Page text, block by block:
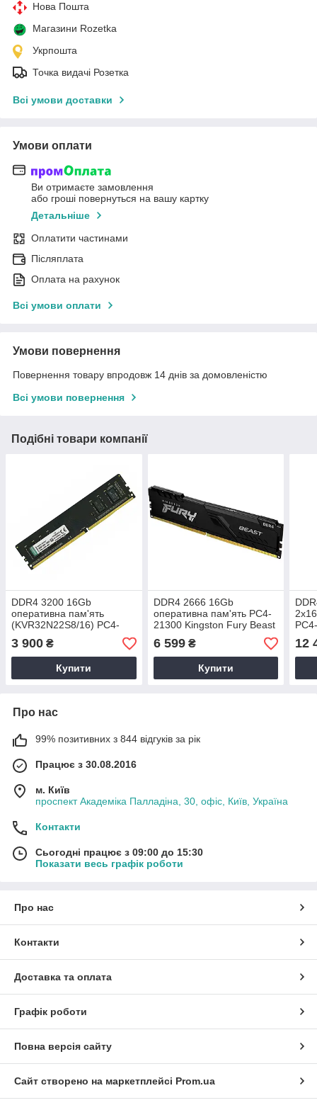
Нова Пошта
Магазини Rozetka
Укрпошта
Точка видачі Розетка
Всі умови доставки
Умови оплати
Ви отримаєте замовлення
або гроші повернуться на вашу картку
Детальніше
Оплатити частинами
Післяплата
Оплата на рахунок
Всі умови оплати
Умови повернення
Повернення товару впродовж 14 днів за домовленістю
Всі умови повернення
Подібні товари компанії
DDR4 3200 16Gb
оперативна пам'ять
(KVR32N22S8/16) PC4-
25600 - ДДР4 16 Гб
3200MHz
3 900 ₴
Купити
DDR4 2666 16Gb
оперативна пам'ять PC4-
21300 Kingston Fury Beast
Black KF426C16BB/16
6 599₴
Купити
12
Про нас
99% позитивних з 844 відгуків за рік
Працює з 30.08.2016
м. Київ
проспект Академіка Палладіна, 30, офіс, Київ, Україна
Контакти
Сьогодні працює з 09:00 до 15:30
Показати весь графік роботи
Про нас
Контакти
Доставка та оплата
Графік роботи
Повна версія сайту
Сайт створено на маркетплейсі Prom.ua